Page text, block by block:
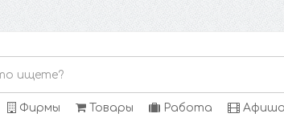
Фирмы Товары Работа Афиша